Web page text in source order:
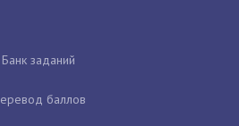
Банк заданий
баллов